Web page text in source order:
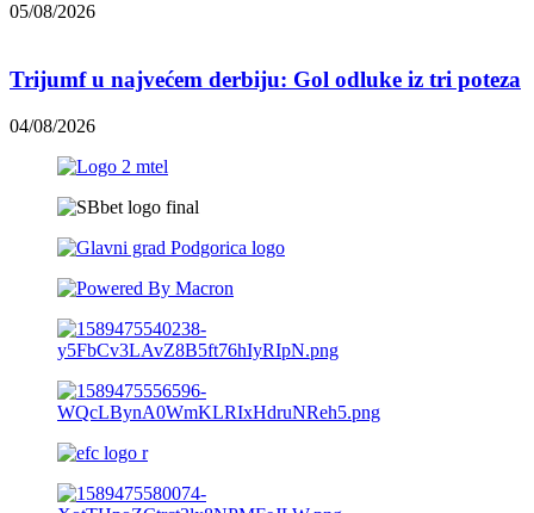
05/08/2026
Trijumf u najvećem derbiju: Gol odluke iz tri poteza
04/08/2026